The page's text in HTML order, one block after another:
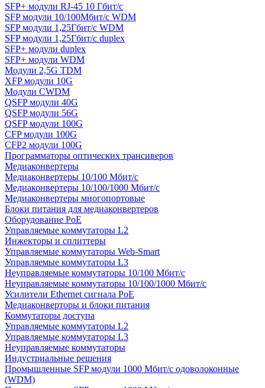
SFP+ модули RJ-45 10 Гбит/c
SFP модули 10/100Мбит/с WDM
SFP модули 1,25Гбит/с WDM
SFP модули 1,25Гбит/с duplex
SFP+ модули duplex
SFP+ модули WDM
Модули 2,5G TDM
XFP модули 10G
Модули CWDM
QSFP модули 40G
QSFP модули 56G
QSFP модули 100G
CFP модули 100G
CFP2 модули 100G
Программаторы оптических трансиверов
Медиаконвертеры
Медиаконвертеры 10/100 Мбит/с
Медиаконвертеры 10/100/1000 Мбит/c
Медиаконвертеры многопортовые
Блоки питания для медиаконвертеров
Оборудование PoE
Управляемые коммутаторы L2
Инжекторы и сплиттеры
Управляемые коммутаторы Web-Smart
Управляемые коммутаторы L3
Неуправляемые коммутаторы 10/100 Мбит/с
Неуправляемые коммутаторы 10/100/1000 Мбит/с
Усилители Ethernet сигнала PoE
Медиаконверторы и блоки питания
Коммутаторы доступа
Управляемые коммутаторы L2
Управляемые коммутаторы L3
Неуправляемые коммутаторы
Индустриальные решения
Промышленные SFP модули 1000 Мбит/c одоволоконные
(WDM)